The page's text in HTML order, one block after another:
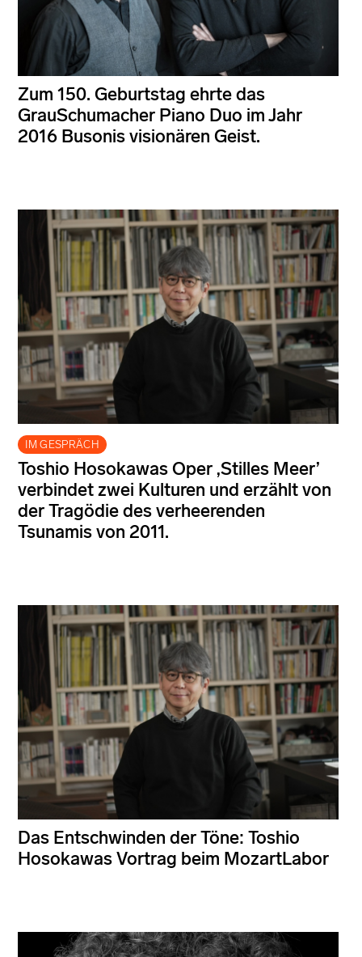
Zum 150. Geburtstag ehrte das
GrauSchumacher Piano Duo im Jahr
2016 Busonis visionären Geist.
IM GESPRÄCH
Toshio Hosokawas Oper ‚Stilles Meer’
verbindet zwei Kulturen und erzählt von
der Tragödie des verheerenden
Tsunamis von 2011.
Das Entschwinden der Töne: Toshio
Hosokawas Vortrag beim MozartLabor